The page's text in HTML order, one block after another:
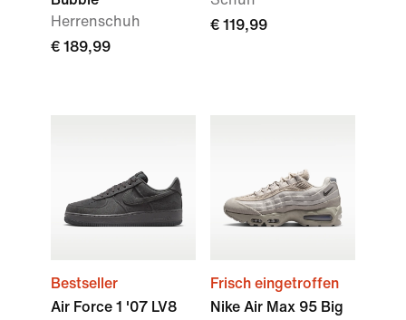
Herrenschuh
€ 189,99
€ 119,99
Bestseller
Air Force 1 '07 LV8
Frisch eingetroffen
Nike Air Max 95 Big